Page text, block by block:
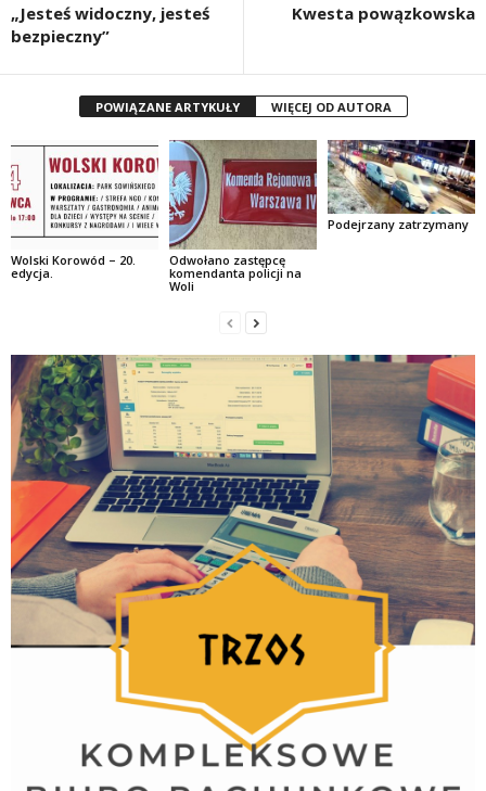
„Jesteś widoczny, jesteś
bezpieczny”
Kwesta powązkowska
POWIĄZANE ARTYKUŁY WIĘCEJ OD AUTORA
Wolski Korowód – 20.
edycja.
Odwołano zastępcę
komendanta policji na
Woli
Podejrzany zatrzymany